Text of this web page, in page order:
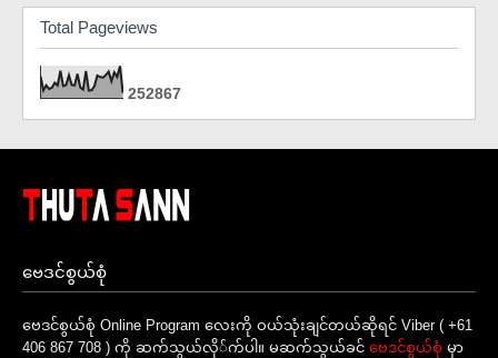
Total Pageviews
252867
ဗေဒင်စွယ်စုံ
ဗေဒင်စွယ်စုံ Online Program လေးကို ဝယ်သုံးချင်တယ်ဆိုရင် Viber ( +61
406 867 708 ) ကို ဆက်သွယ်လို်က်ပါ။ မဆက်သွယ်ခင် ဗေဒင်စွယ်စုံ မှာ